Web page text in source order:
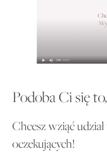
Podoba Ci się
Chcesz wziąć
oczekujących!